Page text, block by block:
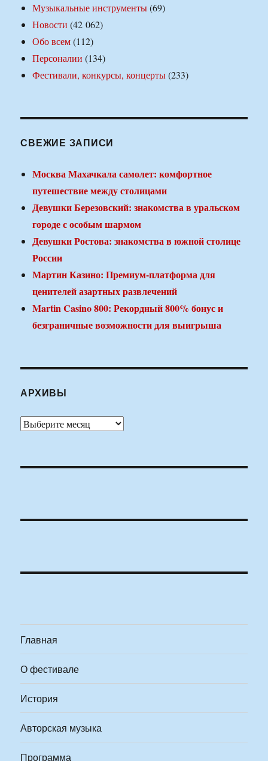
Музыкальные инструменты(69)
Новости (42 062)
Обо всем(112)
Персоналии (134)
Фестивали, конкурсы, концерты(233)
СВЕЖИЕ ЗАПИСИ
Москва Махачкала самолет: комфортное
путешествие между столицами
Девушки Березовский: знакомства в уральском
городе с особым шармом
Девушки Ростова: знакомства в южной столице
России
Мартин Казино: Премиум-платформа для
ценителей азартных развлечений
Martin Casino 800: Рекордный 800% бонус и
безграничные возможности для выигрыша
АРХИВЫ
Архивы
Главная
О фестивале
История
Авторская музыка
Программа